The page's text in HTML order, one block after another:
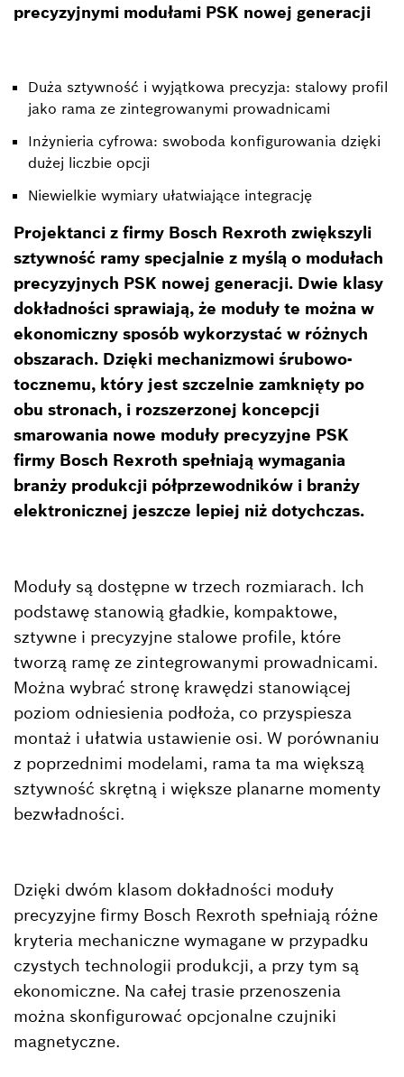
precyzyjnymi modułami PSK nowej generacji
Duża sztywność i wyjątkowa precyzja: stalowy profil
jako rama ze zintegrowanymi prowadnicami
Inżynieria cyfrowa: swoboda konfigurowania dzięki
dużej liczbie opcji
Niewielkie wymiary ułatwiające integrację
Projektanci z firmy Bosch Rexroth zwiększyli
sztywność ramy specjalnie z myślą o modułach
precyzyjnych PSK nowej generacji. Dwie klasy
dokładności sprawiają, że moduły te można w
ekonomiczny sposób wykorzystać w różnych
obszarach. Dzięki mechanizmowi śrubowo-
tocznemu, który jest szczelnie zamknięty po
obu stronach, i rozszerzonej koncepcji
smarowania nowe moduły precyzyjne PSK
firmy Bosch Rexroth spełniają wymagania
branży produkcji półprzewodników i branży
elektronicznej jeszcze lepiej niż dotychczas.
Moduły są dostępne w trzech rozmiarach. Ich
podstawę stanowią gładkie, kompaktowe,
sztywne i precyzyjne stalowe profile, które
tworzą ramę ze zintegrowanymi prowadnicami.
Można wybrać stronę krawędzi stanowiącej
poziom odniesienia podłoża, co przyspiesza
montaż i ułatwia ustawienie osi. W porównaniu
z poprzednimi modelami, rama ta ma większą
sztywność skrętną i większe planarne momenty
bezwładności.
Dzięki dwóm klasom dokładności moduły
precyzyjne firmy Bosch Rexroth spełniają różne
kryteria mechaniczne wymagane w przypadku
czystych technologii produkcji, a przy tym są
ekonomiczne. Na całej trasie przenoszenia
można skonfigurować opcjonalne czujniki
magnetyczne.